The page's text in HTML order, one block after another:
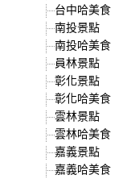
台中哈美食
南投景點
南投哈美食
員林景點
彰化景點
彰化哈美食
雲林景點
雲林哈美食
嘉義景點
嘉義哈美食